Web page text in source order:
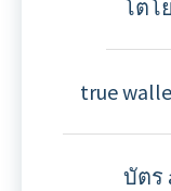
โตโ
true
บัตร